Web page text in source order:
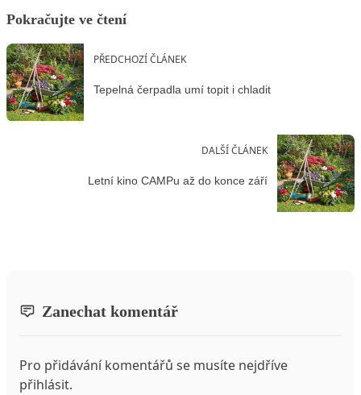
Pokračujte ve čtení
PŘEDCHOZÍ ČLÁNEK
Tepelná čerpadla umí topit i chladit
DALŠÍ ČLÁNEK
Letní kino CAMPu až do konce září
Zanechat komentář
Pro přidávání komentářů se musíte nejdříve
přihlásit.